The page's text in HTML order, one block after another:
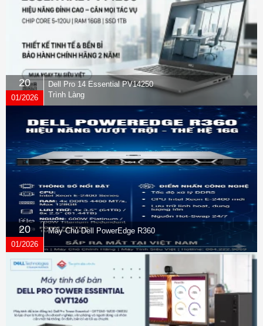
20
01/2026
Dell Pro 14 Essential PV14250
Trình Làng
20
01/2026
Máy Chủ Dell PowerEdge R360